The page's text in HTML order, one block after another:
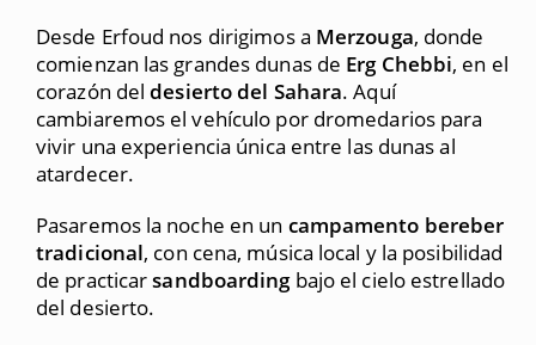
Desde Erfoud nos dirigimos a Merzouga, donde
comienzan las grandes dunas de Erg Chebbi, en el
corazón deldesierto del Sahara. Aquí
cambiaremos el vehículo por dromedarios para
vivir una experiencia única entre las dunas al
atardecer.
Pasaremos la noche en un campamento bereber
tradicional, con cena, música local y la posibilidad
de practicarsandboardingbajo el cielo estrellado
del desierto.